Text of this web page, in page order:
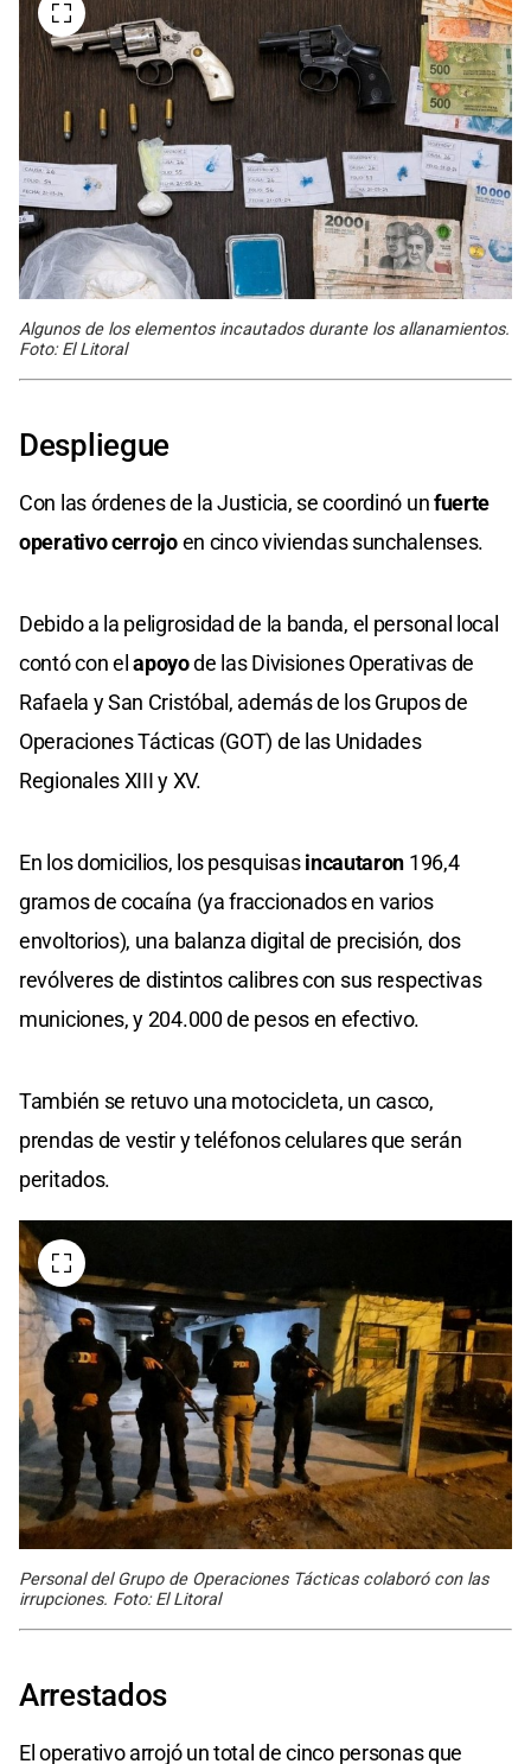
Algunos de los elementos incautados durante los allanamientos.
Foto: El Litoral
Despliegue
Con las órdenes de la Justicia, se coordinó unfuerte
operativo cerrojoen cinco viviendas sunchalenses.
Debido a la peligrosidad de la banda, el personal local
contó con elapoyode las Divisiones Operativas de
Rafaela y San Cristóbal, además de los Grupos de
Operaciones Tácticas (GOT) de las Unidades
Regionales XIII y XV.
En los domicilios, los pesquisasincautaron 196,4
gramos de cocaína (ya fraccionados en varios
envoltorios), una balanza digital de precisión, dos
revólveres de distintos calibres con sus respectivas
municiones, y 204.000 de pesos en efectivo.
También se retuvo una motocicleta, un casco,
prendas de vestir y teléfonos celulares que serán
peritados.
Personal del Grupo de Operaciones Tácticas colaboró con las
irrupciones. Foto: El Litoral
Arrestados
El operativo arrojó un total de cinco personas que